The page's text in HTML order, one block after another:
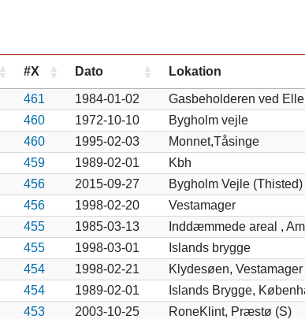
#X Dato Lokation
461 1984-01-02
Gasbeholderen ved
460 1972-10-10
Bygholm vejle
460 1995-02-03
Monnet,Tåsinge
459 1989-02-01
Kbh
456 2015-09-27
Bygholm Vejle (Thisted)
456 1998-02-20
Vestamager
455 1985-03-13
Inddæmmede areal ,
455 1998-03-01
Islands brygge
454 1998-02-21
Klydesøen, Vestamager
454 1989-02-01
Islands Brygge,
453 2003-10-25
RoneKlint, Præstø (S)